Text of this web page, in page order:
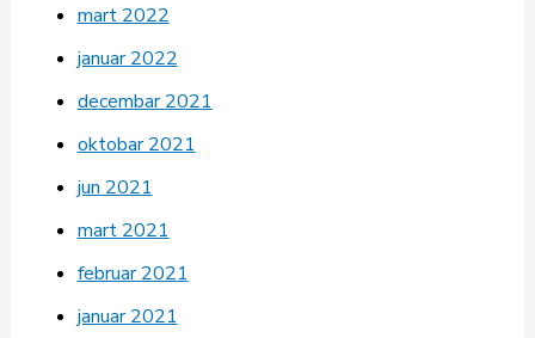
mart 2022
januar 2022
decembar 2021
oktobar 2021
jun 2021
mart 2021
februar 2021
januar 2021